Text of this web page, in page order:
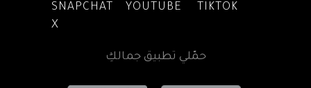
SNAPCHAT
YOUTUBE
TIKTOK
X
حمّلي تطبيق جمالكِ